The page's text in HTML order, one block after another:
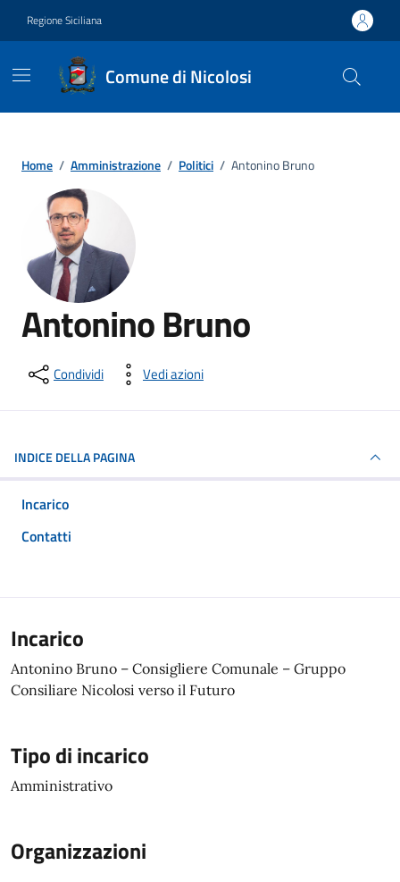
Regione Siciliana
Comune di Nicolosi
Home / Amministrazione / Politici / Antonino Bruno
Antonino Bruno
Condividi Vedi azioni
INDICE DELLA PAGINA
Incarico
Contatti
Incarico
Antonino Bruno – Consigliere Comunale – Gruppo
Consiliare Nicolosi verso il Futuro
Tipo di incarico
Amministrativo
Organizzazioni